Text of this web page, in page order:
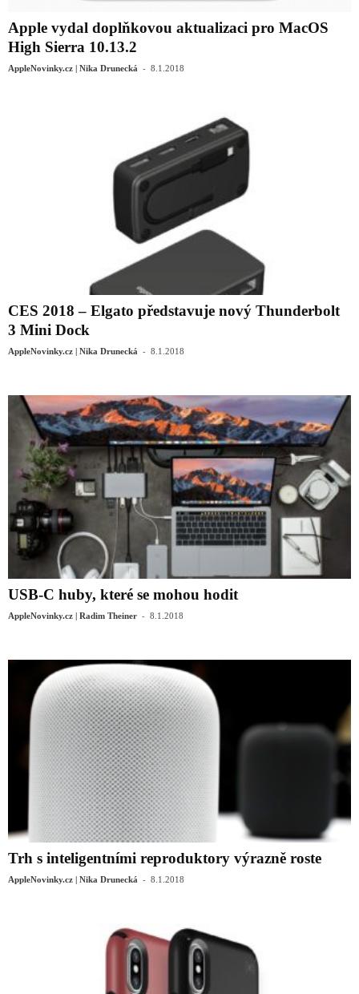
Apple vydal doplňkovou aktualizaci pro MacOS
High Sierra 10.13.2
AppleNovinky.cz | Nika Drunecká - 8.1.2018
CES 2018 – Elgato představuje nový Thunderbolt
3 Mini Dock
AppleNovinky.cz | Nika Drunecká - 8.1.2018
USB-C huby, které se mohou hodit
AppleNovinky.cz | Radim Theiner - 8.1.2018
Trh s inteligentními reproduktory výrazně roste
AppleNovinky.cz | Nika Drunecká - 8.1.2018